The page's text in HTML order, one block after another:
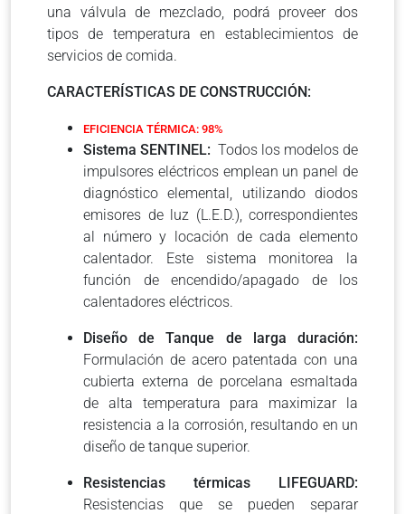
una válvula de mezclado, podrá proveer dos
tipos de temperatura en establecimientos de
servicios de comida.
CARACTERÍSTICAS DE CONSTRUCCIÓN:
EFICIENCIA TÉRMICA: 98%
Sistema SENTINEL: Todos los modelos de
impulsores eléctricos emplean un panel de
diagnóstico elemental, utilizando diodos
emisores de luz (L.E.D.), correspondientes
al número y locación de cada elemento
calentador. Este sistema monitorea la
función de encendido/apagado de los
calentadores eléctricos.
Diseño de Tanque de larga duración:
Formulación de acero patentada con una
cubierta externa de porcelana esmaltada
de alta temperatura para maximizar la
resistencia a la corrosión, resultando en un
diseño de tanque superior.
Resistencias térmicas LIFEGUARD:
Resistencias que se pueden separar